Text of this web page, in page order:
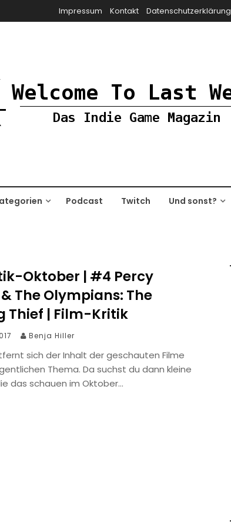
Impressum Kontakt Datenschutzerklärung
Podcast Twitch Und sonst?
Oktober | #4 Percy
The Olympians: The
Thief | Film-Kritik
Benja Hiller
sich der Inhalt der geschauten Filme
Thema. Da suchst du dann kleine
das schauen im Oktober…